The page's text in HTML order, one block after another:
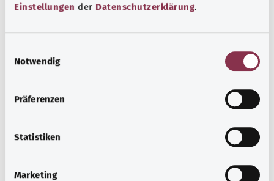
Einstellungen der Datenschutzerklärung.
Notwendig
Präferenzen
Statistiken
Marketing
Источник
Предоставлено некоммерческой организацией Was
hab’ ich? GmbH по поручению Bundesministerium für
Gesundheit (BMG, Федеральное министерство
Для хорошей осведомленности